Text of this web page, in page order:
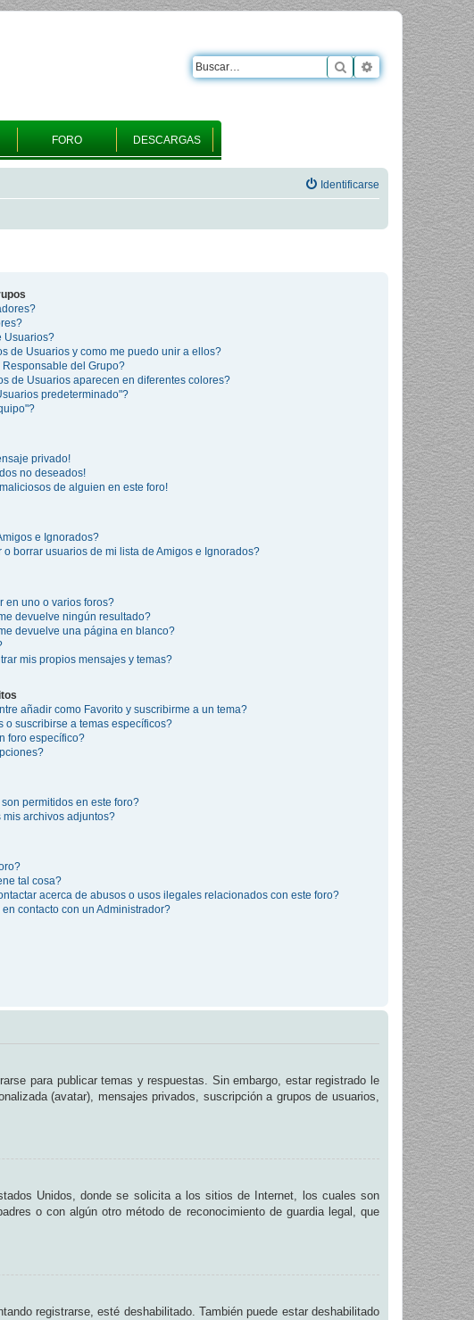
FORO DESCARGAS
Buscar Búsqueda
Identificarse
Usuarios?
de Usuarios y como me puedo unir a ellos?
del Grupo?
de Usuarios aparecen en diferentes colores?
predeterminado"?
privado!
no deseados!
de alguien en este foro!
e Ignorados?
borrar usuarios de mi lista de Amigos e Ignorados?
en uno o varios foros?
devuelve ningún resultado?
devuelve una página en blanco?
mis propios mensajes y temas?
añadir como Favorito y suscribirme a un tema?
o suscribirse a temas específicos?
foro específico?
permitidos en este foro?
archivos adjuntos?
tal cosa?
acerca de abusos o usos ilegales relacionados con este foro?
contacto con un Administrador?
para publicar temas y respuestas. Sin embargo, estar registrado le
(avatar), mensajes privados, suscripción a grupos de usuarios,
Unidos, donde se solicita a los sitios de Internet, los cuales son
o con algún otro método de reconocimiento de guardia legal, que
registrarse, esté deshabilitado. También puede estar deshabilitado